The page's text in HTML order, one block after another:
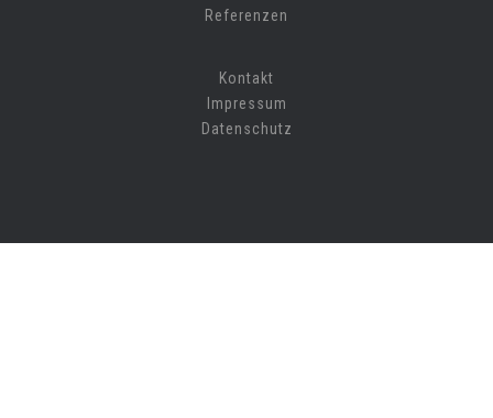
Referenzen
Kontakt
Impressum
Datenschutz